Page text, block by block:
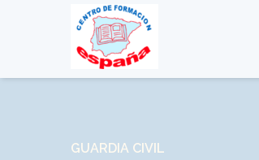
GUARDIA CIVIL